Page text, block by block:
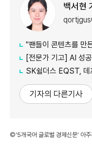
백서현
"팬들이 콘텐츠를 만든다
[전문가 기고] AI 성
SK쉴더스 EQST, 데프콘
기자의 다른기사
©'5개국어 글로벌 경제신문' 아주